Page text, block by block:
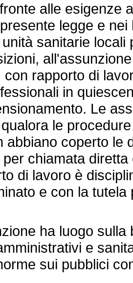
alle esigenze
legge e
sanitarie
con rapporto di
in
Le
le
abbiano coperto le
chiamata
di lavoro è
e con la
ha luogo sulla
e
sui pubblici